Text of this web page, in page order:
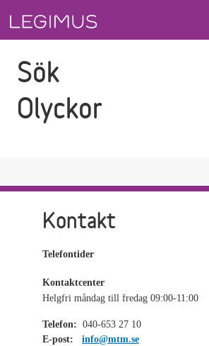
Sök
Olyckor
Kontakt
Telefontider
Kontaktcenter
Helgfri måndag till fredag 09:00-11:00
Telefon: 040-653 27 10
E-post:
info@mtm.se